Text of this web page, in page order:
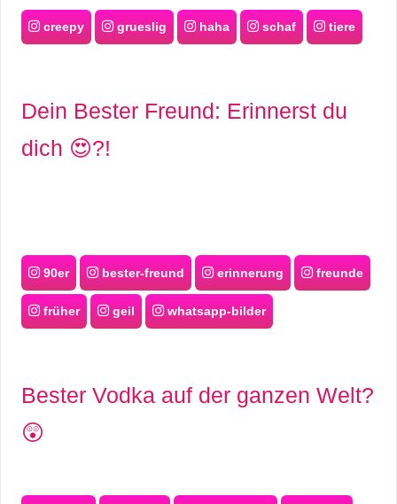
creepy grueslig haha schaf tiere
Dein Bester Freund: Erinnerst du
dich 😍?!
90er bester-freund erinnerung freunde
früher geil whatsapp-bilder
Bester Vodka auf der ganzen Welt?
😲